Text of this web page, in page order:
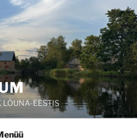
LÕUNA-EESTIS